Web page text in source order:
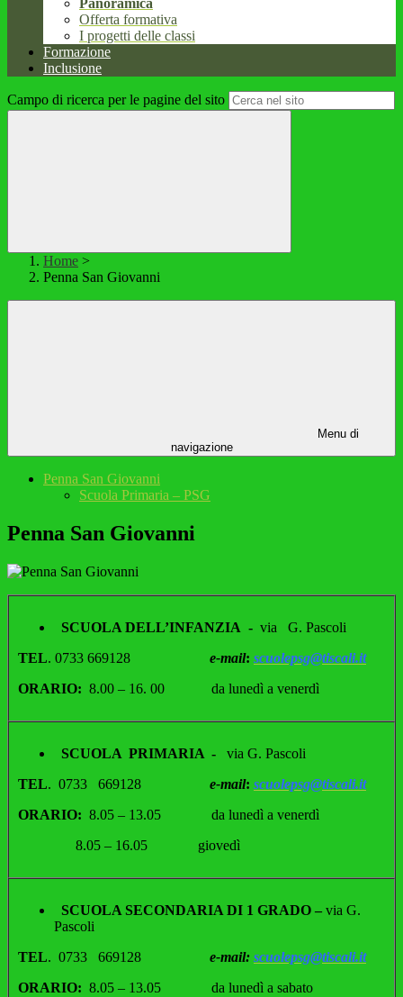
Panoramica
Offerta formativa
I progetti delle classi
Formazione
Inclusione
Campo di ricerca per le pagine del sito
Home >
Penna San Giovanni
Menu di
navigazione
Penna San Giovanni
Scuola Primaria – PSG
Penna San Giovanni
SCUOLA DELL’INFANZIA - via G. Pascoli
TEL. 0733 669128 e-mail: scuolepsg@tiscali.it
ORARIO: 8.00 – 16. 00 da lunedì a venerdì
SCUOLA PRIMARIA - via G. Pascoli
TEL. 0733 669128 e-mail: scuolepsg@tiscali.it
ORARIO: 8.05 – 13.05 da lunedì a venerdì
8.05 – 16.05 giovedì
SCUOLA SECONDARIA DI 1 GRADO – via G.
Pascoli
TEL. 0733 669128 e-mail: scuolepsg@tiscali.it
ORARIO: 8.05 – 13.05 da lunedì a sabato